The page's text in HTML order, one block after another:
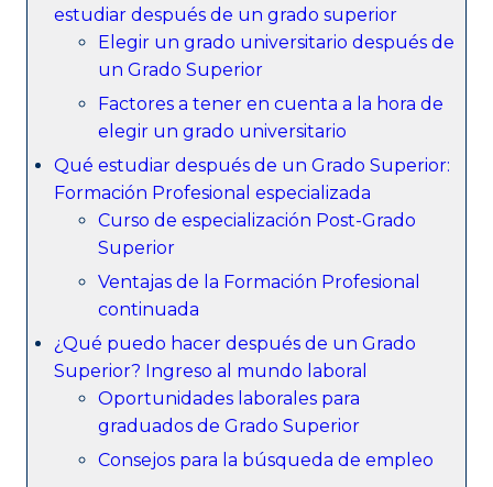
estudiar después de un grado superior
Elegir un grado universitario después de
un Grado Superior
Factores a tener en cuenta a la hora de
elegir un grado universitario
Qué estudiar después de un Grado Superior:
Formación Profesional especializada
Curso de especialización Post-Grado
Superior
Ventajas de la Formación Profesional
continuada
¿Qué puedo hacer después de un Grado
Superior? Ingreso al mundo laboral
Oportunidades laborales para
graduados de Grado Superior
Consejos para la búsqueda de empleo